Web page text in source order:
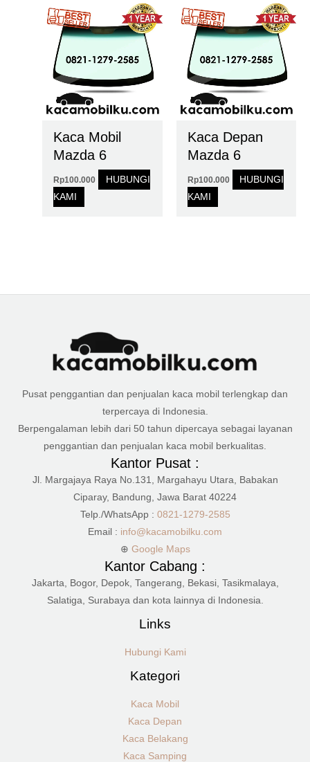
Kaca Mobil
Mazda 6
Rp100.000
HUBUNGI
KAMI
Kaca Depan
Mazda 6
Rp100.000
HUBUNGI
KAMI
Pusat penggantian dan penjualan kaca mobil terlengkap dan
terpercaya di Indonesia.
Berpengalaman lebih dari 50 tahun dipercaya sebagai layanan
penggantian dan penjualan kaca mobil berkualitas.
Kantor Pusat :
Jl. Margajaya Raya No.131, Margahayu Utara, Babakan
Ciparay, Bandung, Jawa Barat 40224
Telp./WhatsApp : 0821-1279-2585
Email : info@kacamobilku.com
⊕ Google Maps
Kantor Cabang :
Jakarta, Bogor, Depok, Tangerang, Bekasi, Tasikmalaya,
Salatiga, Surabaya dan kota lainnya di Indonesia.
Links
Hubungi Kami
Kategori
Kaca Mobil
Kaca Depan
Kaca Belakang
Kaca Samping